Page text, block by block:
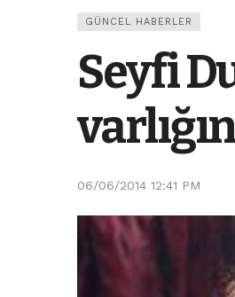
GÜNCEL HABERLER
Seyfi
06/06/2014 12:41 PM